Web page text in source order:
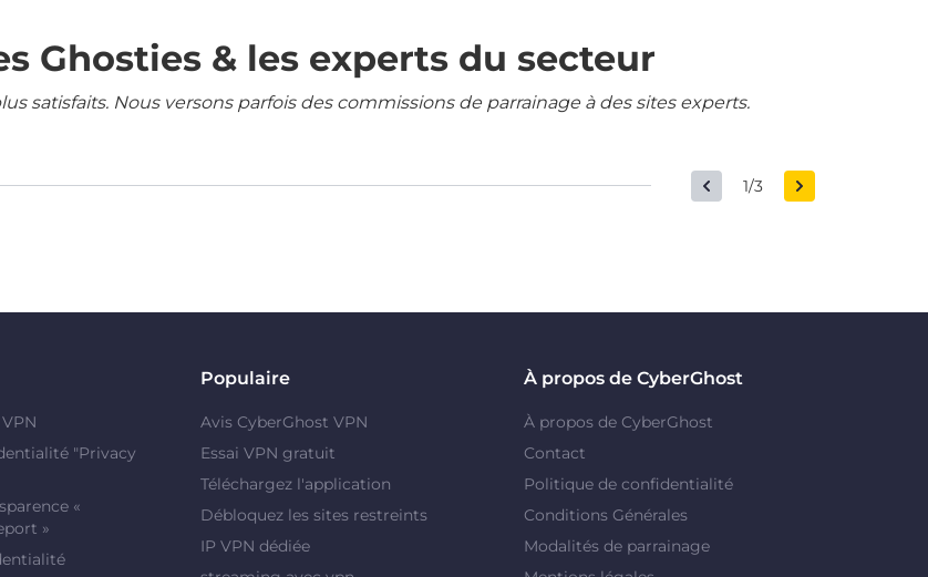
Ghosties & les experts du secteur
satisfaits. Nous versons parfois des commissions de parrainage à des sites experts.
1/3
"Privacy
«
»
Populaire
Avis CyberGhost VPN
Essai VPN gratuit
Téléchargez l'application
Débloquez les sites restreints
IP VPN dédiée
À propos de CyberGhost
À propos de CyberGhost
Contact
Politique de confidentialité
Conditions Générales
Modalités de parrainage